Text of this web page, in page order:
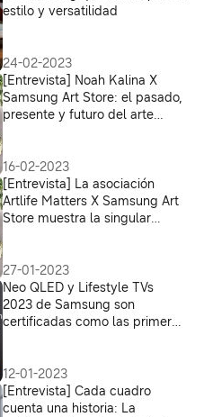
estilo y versatilidad
24-02-2023
[Entrevista] Noah Kalina X
Samsung Art Store: el pasado,
presente y futuro del arte
16-02-2023
[Entrevista] La asociación
Artlife Matters X Samsung Art
Store muestra la singular
mundo
27-01-2023
Neo QLED y Lifestyle TVs
2023 de Samsung son
certificadas como las primeras
circadiano
12-01-2023
[Entrevista] Cada cuadro
cuenta una historia: La